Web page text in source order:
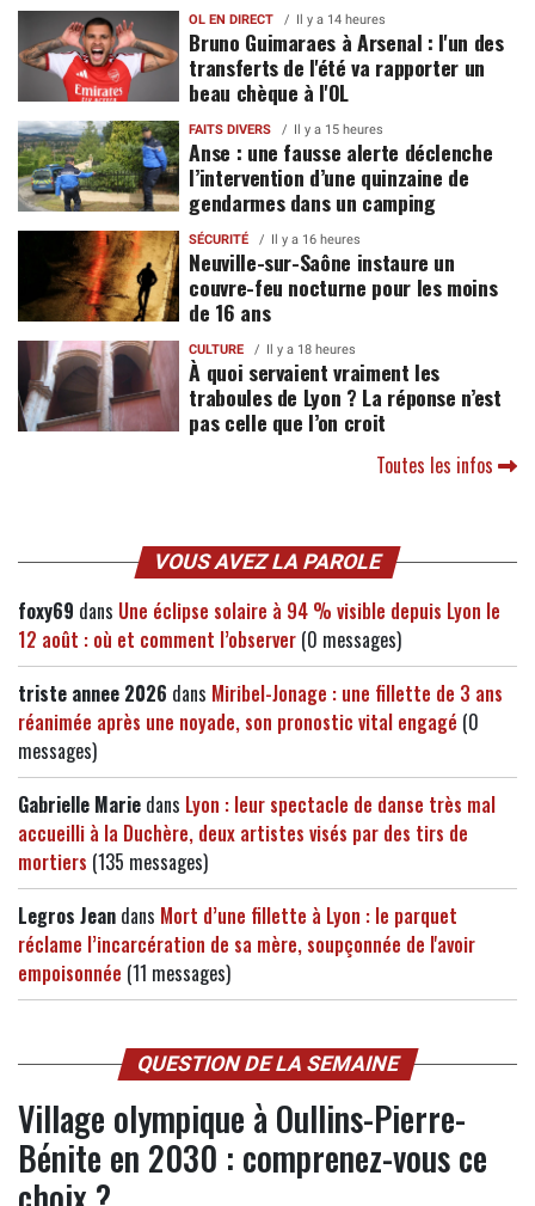
OL EN DIRECT Il y a 14 heures
Bruno Guimaraes à Arsenal : l'un des
transferts de l'été va rapporter un
beau chèque à l'OL
FAITS DIVERS Il y a 15 heures
Anse : une fausse alerte déclenche
l’intervention d’une quinzaine de
gendarmes dans un camping
SÉCURITÉ Il y a 16 heures
Neuville-sur-Saône instaure un
couvre-feu nocturne pour les moins
de 16 ans
CULTURE Il y a 18 heures
À quoi servaient vraiment les
traboules de Lyon ? La réponse n’est
pas celle que l’on croit
Toutes les infos
VOUS AVEZ LA PAROLE
foxy69 dans Une éclipse solaire à 94 % visible depuis Lyon le
12 août : où et comment l’observer (0 messages)
triste annee 2026 dans Miribel-Jonage : une fillette de 3 ans
réanimée après une noyade, son pronostic vital engagé (0
messages)
Gabrielle Marie dans Lyon : leur spectacle de danse très mal
accueilli à la Duchère, deux artistes visés par des tirs de
mortiers (135 messages)
Legros Jean dans Mort d’une fillette à Lyon : le parquet
réclame l’incarcération de sa mère, soupçonnée de l'avoir
empoisonnée (11 messages)
QUESTION DE LA SEMAINE
Village olympique à Oullins-Pierre-
Bénite en 2030 : comprenez-vous ce